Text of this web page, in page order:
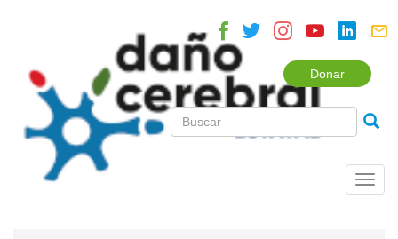
Donar